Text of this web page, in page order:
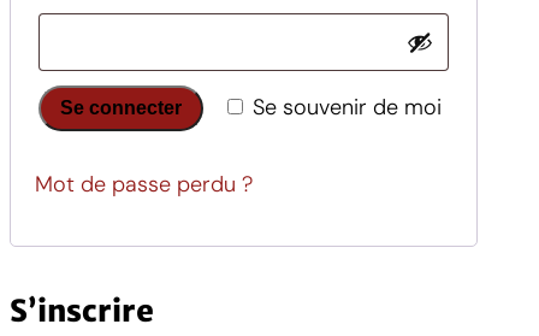
Se souvenir de moi
Se connecter
Mot de passe perdu ?
S’inscrire